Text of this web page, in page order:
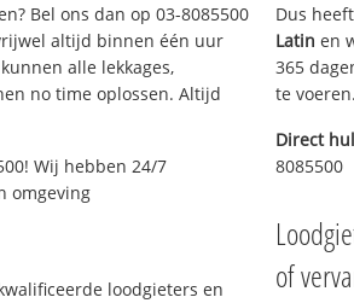
Bel ons dan op 03-8085500
altijd binnen één uur
alle lekkages,
no time oplossen. Altijd
Wij hebben 24/7
omgeving
loodgieters en
Dus
Latin en
365
te voeren.
Direct
8085500
of